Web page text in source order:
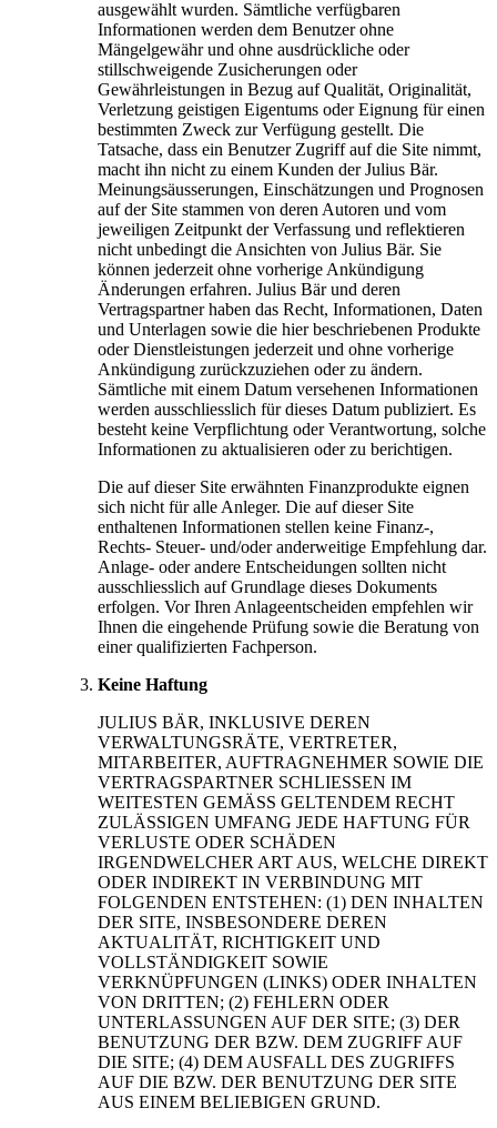
ausgewählt wurden. Sämtliche verfügbaren
Informationen werden dem Benutzer ohne
Mängelgewähr und ohne ausdrückliche oder
stillschweigende Zusicherungen oder
Gewährleistungen in Bezug auf Qualität, Originalität,
Verletzung geistigen Eigentums oder Eignung für einen
bestimmten Zweck zur Verfügung gestellt. Die
Tatsache, dass ein Benutzer Zugriff auf die Site nimmt,
macht ihn nicht zu einem Kunden der Julius Bär.
Meinungsäusserungen, Einschätzungen und Prognosen
auf der Site stammen von deren Autoren und vom
jeweiligen Zeitpunkt der Verfassung und reflektieren
nicht unbedingt die Ansichten von Julius Bär. Sie
können jederzeit ohne vorherige Ankündigung
Änderungen erfahren. Julius Bär und deren
Vertragspartner haben das Recht, Informationen, Daten
und Unterlagen sowie die hier beschriebenen Produkte
oder Dienstleistungen jederzeit und ohne vorherige
Ankündigung zurückzuziehen oder zu ändern.
Sämtliche mit einem Datum versehenen Informationen
werden ausschliesslich für dieses Datum publiziert. Es
besteht keine Verpflichtung oder Verantwortung, solche
Informationen zu aktualisieren oder zu berichtigen.
Die auf dieser Site erwähnten Finanzprodukte eignen
sich nicht für alle Anleger. Die auf dieser Site
enthaltenen Informationen stellen keine Finanz-,
Rechts- Steuer- und/oder anderweitige Empfehlung dar.
Anlage- oder andere Entscheidungen sollten nicht
ausschliesslich auf Grundlage dieses Dokuments
erfolgen. Vor Ihren Anlageentscheiden empfehlen wir
Ihnen die eingehende Prüfung sowie die Beratung von
einer qualifizierten Fachperson.
Keine Haftung
JULIUS BÄR, INKLUSIVE DEREN
VERWALTUNGSRÄTE, VERTRETER,
MITARBEITER, AUFTRAGNEHMER SOWIE DIE
VERTRAGSPARTNER SCHLIESSEN IM
WEITESTEN GEMÄSS GELTENDEM RECHT
ZULÄSSIGEN UMFANG JEDE HAFTUNG FÜR
VERLUSTE ODER SCHÄDEN
IRGENDWELCHER ART AUS, WELCHE DIREKT
ODER INDIREKT IN VERBINDUNG MIT
FOLGENDEN ENTSTEHEN: (1) DEN INHALTEN
DER SITE, INSBESONDERE DEREN
AKTUALITÄT, RICHTIGKEIT UND
VOLLSTÄNDIGKEIT SOWIE
VERKNÜPFUNGEN (LINKS) ODER INHALTEN
VON DRITTEN; (2) FEHLERN ODER
UNTERLASSUNGEN AUF DER SITE; (3) DER
BENUTZUNG DER BZW. DEM ZUGRIFF AUF
DIE SITE; (4) DEM AUSFALL DES ZUGRIFFS
AUF DIE BZW. DER BENUTZUNG DER SITE
AUS EINEM BELIEBIGEN GRUND.